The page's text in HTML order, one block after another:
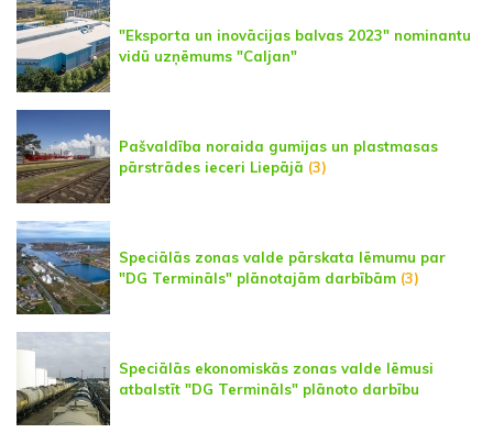
"Eksporta un inovācijas balvas 2023" nominantu
vidū uzņēmums "Caljan"
Pašvaldība noraida gumijas un plastmasas
pārstrādes ieceri Liepājā (3)
Speciālās zonas valde pārskata lēmumu par
"DG Termināls" plānotajām darbībām (3)
Speciālās ekonomiskās zonas valde lēmusi
atbalstīt "DG Termināls" plānoto darbību